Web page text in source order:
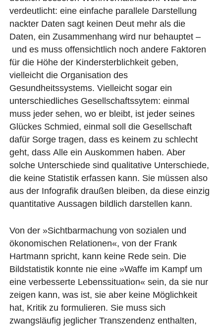
verdeutlicht: eine einfache parallele Darstellung
nackter Daten sagt keinen Deut mehr als die
Daten, ein Zusammenhang wird nur behauptet –
und es muss offensichtlich noch andere Faktoren
für die Höhe der Kindersterblichkeit geben,
vielleicht die Organisation des
Gesundheitssystems. Vielleicht sogar ein
unterschiedliches Gesellschaftssytem: einmal
muss jeder sehen, wo er bleibt, ist jeder seines
Glückes Schmied, einmal soll die Gesellschaft
dafür Sorge tragen, dass es keinem zu schlecht
geht, dass Alle ein Auskommen haben. Aber
solche Unterschiede sind qualitative Unterschiede,
die keine Statistik erfassen kann. Sie müssen also
aus der Infografik draußen bleiben, da diese einzig
quantitative Aussagen bildlich darstellen kann.
Von der »Sichtbarmachung von sozialen und
ökonomischen Relationen«, von der Frank
Hartmann spricht, kann keine Rede sein. Die
Bildstatistik konnte nie eine »Waffe im Kampf um
eine verbesserte Lebenssituation« sein, da sie nur
zeigen kann, was ist, sie aber keine Möglichkeit
hat, Kritik zu formulieren. Sie muss sich
zwangsläufig jeglicher Transzendenz enthalten,